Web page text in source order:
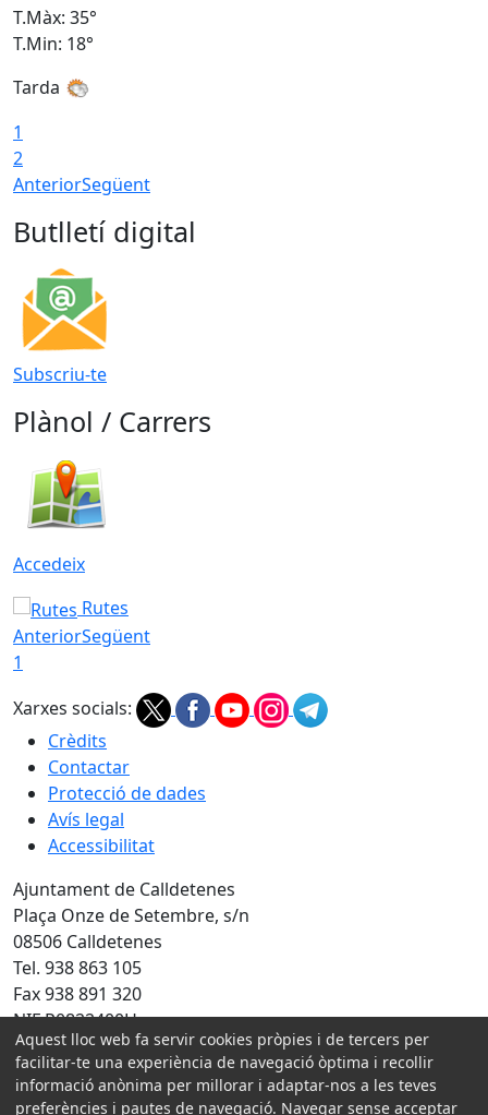
T.Màx: 35°
T.Min: 18°
Tarda
1
2
AnteriorSegüent
Butlletí digital
Subscriu-te
Plànol / Carrers
Accedeix
Rutes
AnteriorSegüent
1
Xarxes socials:
Crèdits
Contactar
Protecció de dades
Avís legal
Accessibilitat
Ajuntament de Calldetenes
Plaça Onze de Setembre, s/n
08506 Calldetenes
Tel. 938 863 105
Fax 938 891 320
NIF P0822400H
Amb la col·laboració de:
Aquest lloc web fa servir cookies pròpies i de tercers per
facilitar-te una experiència de navegació òptima i recollir
informació anònima per millorar i adaptar-nos a les teves
preferències i pautes de navegació. Navegar sense acceptar